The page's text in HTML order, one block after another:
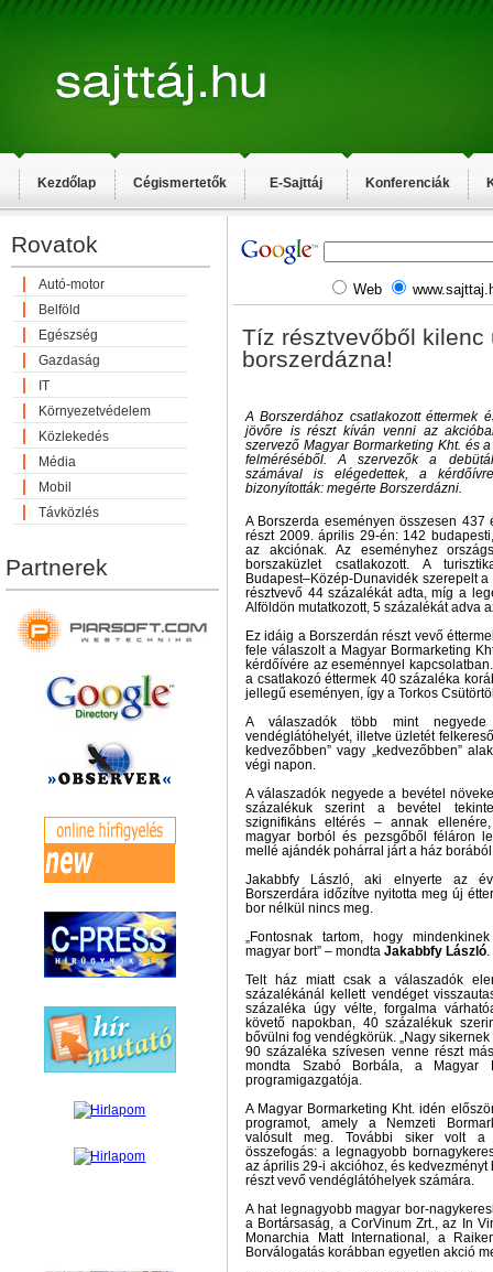
Kezdőlap Cégismertetők E-Sajttáj Konferenciák
Rovatok
Autó-motor
Belföld
Egészség
Gazdaság
IT
Környezetvédelem
Közlekedés
Média
Mobil
Távközlés
Partnerek
Web
Tíz résztvevőből kilenc
borszerdázna!
A Borszerdához csatlakozott éttermek
jövőre is részt kíván venni az
szervező Magyar Bormarketing Kht. és
felméréséből. A szervezők a
számával is elégedettek, a
bizonyították: megérte Borszerdázni.
A Borszerda eseményen összesen 437
részt 2009. április 29-én: 142
az akciónak. Az eseményhez
borszaküzlet csatlakozott. A
Budapest–Közép-Dunavidék szerepelt
résztvevő 44 százalékát adta, míg a
Alföldön mutatkozott, 5 százalékát adva
Ez idáig a Borszerdán részt vevő
fele válaszolt a Magyar Bormarketing
kérdőívére az eseménnyel
a csatlakozó éttermek 40 százaléka
jellegű eseményen, így a Torkos
A válaszadók több mint
vendéglátóhelyét, illetve üzletét
kedvezőbben” vagy „kedvezőbben”
végi napon.
A válaszadók negyede a bevétel
százalékuk szerint a bevétel
szignifikáns eltérés – annak
magyar borból és pezsgőből féláron
mellé ajándék pohárral járt a ház
Jakabbfy László, aki elnyerte az
Borszerdára időzítve nyitotta meg új
bor nélkül nincs meg.
„Fontosnak tartom, hogy
magyar bort” – mondta Jakabbfy László.
Telt ház miatt csak a válaszadók
százalékánál kellett vendéget
százaléka úgy vélte, forgalma
követő napokban, 40 százalékuk
bővülni fog vendégkörük. „Nagy
90 százaléka szívesen venne részt
mondta Szabó Borbála, a Magyar
programigazgatója.
A Magyar Bormarketing Kht. idén
programot, amely a Nemzeti
valósult meg. További siker volt a
összefogás: a legnagyobb
az április 29-i akcióhoz, és
részt vevő vendéglátóhelyek számára.
A hat legnagyobb magyar bor-
a Bortársaság, a CorVinum Zrt., az In
Monarchia Matt International, a
Borválogatás korábban egyetlen akció